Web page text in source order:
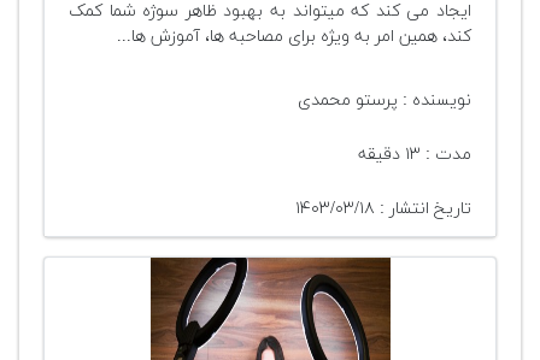
ایجاد می کند که میتواند به بهبود ظاهر سوژه شما کمک
کند، همین امر به ویژه برای مصاحبه ها، آموزش ها...
نویسنده : پرستو محمدی
مدت : ۱۳ دقیقه
تاریخ انتشار : ۱۴۰۳/۰۳/۱۸